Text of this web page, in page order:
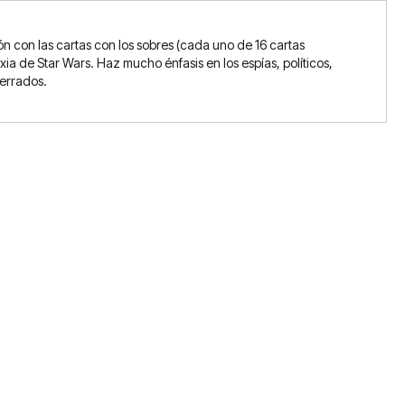
con las cartas con los sobres (cada uno de 16 cartas
de Star Wars. Haz mucho énfasis en los espías, políticos,